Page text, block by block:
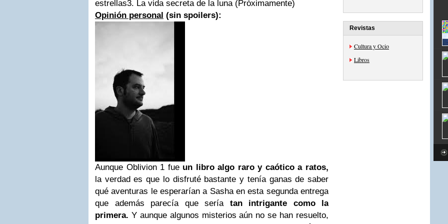
estrellas3. La vida secreta de la luna (Próximamente)
Opinión personal (sin spoilers):
Aunque Oblivion 1 fue un libro algo raro y caótico a ratos,
la verdad es que lo disfruté bastante y tenía ganas de saber
qué aventuras le esperarían a Sasha en esta segunda entrega
que además parecía que sería tan intrigante como la
primera. Y aunque algunos misterios aún no se han resuelto,
Revistas
Cultura y Ocio
Libros